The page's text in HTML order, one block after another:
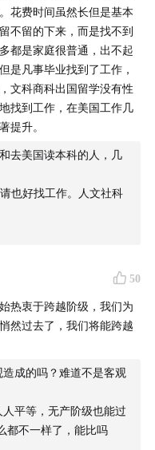
花费时间虽然长但是基本
不留的下来，而是找不到
都是家庭很普通，出不起
是凡事毕业找到了工作，
文科商科出国留学没有性
找到工作，在美国工作几
提升。
去美国读本科的人，几
也好找工作。人文社科
50
热衷于跨越阶级，我们为
然过去了，我们将能跨越
成的吗？难道不是客观
平等，无产阶级也能过
都不一样了，能比吗